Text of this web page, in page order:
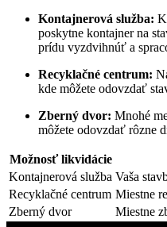
Kontajnerová služba:
poskytne kontajner na
prídu vyzdvihnúť a
Recyklačné centrum:
kde môžete odovzdať
Zberný dvor: Mnohé
môžete odovzdať rôzne
Možnosť likvidácie
Kontajnerová služba Vaša
Recyklačné centrum Miestne
Zberný dvor
Miestne